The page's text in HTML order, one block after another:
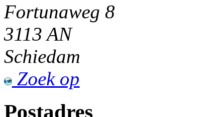
Fortunaweg 8
3113 AN
Schiedam
Zoek op
Postadres